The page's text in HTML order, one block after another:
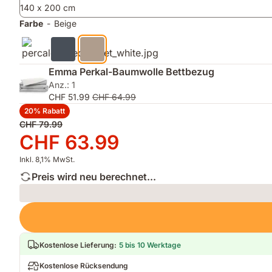
mattem,
weichem
Nacht
trocken
bequem
zu
140 x 200 cm
Farbe - Beige
Emma Perkal-Baumwolle Bettbezug
Anz.: 1
CHF 51.99 CHF 64.99
20% Rabatt
Ursprünglicher
Preis
CHF 79.99
CHF 79.99
Preis
CHF 63.99
CHF 63.99
Inkl. 8,1% MwSt.
Preis wird neu berechnet...
Loading
Kostenlose Lieferung: 5 bis 10 Werktage
Kostenlose Rücksendung